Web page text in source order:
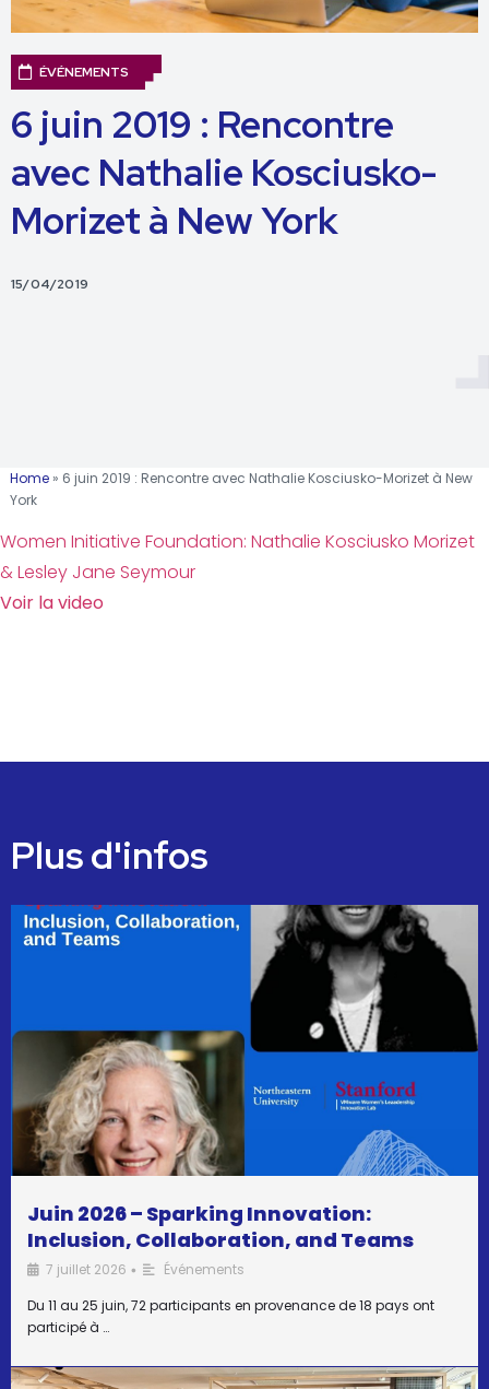
ÉVÉNEMENTS
6 juin 2019 : Rencontre
avec Nathalie Kosciusko-
Morizet à New York
15/04/2019
Home » 6 juin 2019 : Rencontre avec Nathalie Kosciusko-Morizet à New
York
Women Initiative Foundation: Nathalie Kosciusko Morizet
& Lesley Jane Seymour
Voir la video
Plus d'infos
Juin 2026 – Sparking Innovation:
Inclusion, Collaboration, and Teams
7 juillet 2026 •
Événements
Du 11 au 25 juin, 72 participants en provenance de 18 pays ont
participé à …